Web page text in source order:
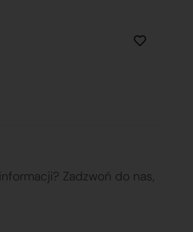
Zadzwoń do nas,